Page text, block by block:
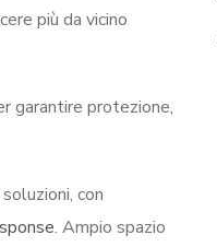
più da vicino
garantire protezione,
con
. Ampio spazio